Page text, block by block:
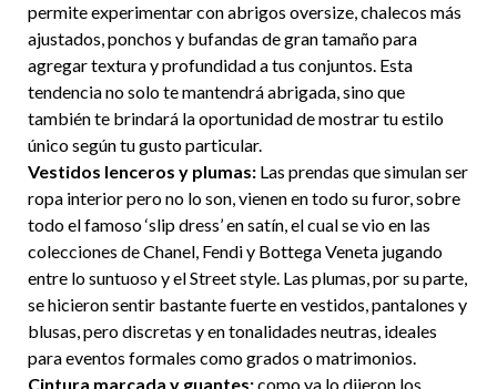
permite experimentar con abrigos oversize, chalecos más
ajustados, ponchos y bufandas de gran tamaño para
agregar textura y profundidad a tus conjuntos. Esta
tendencia no solo te mantendrá abrigada, sino que
también te brindará la oportunidad de mostrar tu estilo
único según tu gusto particular.
Vestidos lenceros y plumas: Las prendas que simulan ser
ropa interior pero no lo son, vienen en todo su furor, sobre
todo el famoso ‘slip dress’ en satín, el cual se vio en las
colecciones de Chanel, Fendi y Bottega Veneta jugando
entre lo suntuoso y el Street style. Las plumas, por su parte,
se hicieron sentir bastante fuerte en vestidos, pantalones y
blusas, pero discretas y en tonalidades neutras, ideales
para eventos formales como grados o matrimonios.
Cintura marcada y guantes:como ya lo dijeron los